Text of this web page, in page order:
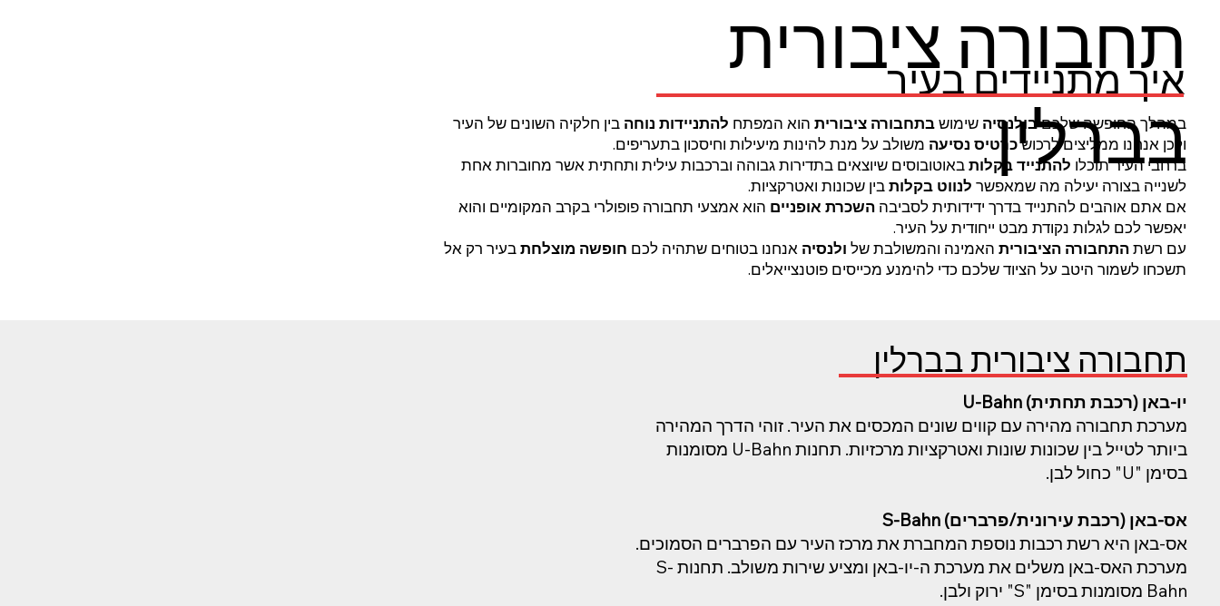
תחבורה ציבורית
בברלין
איך מתניידים בעיר
במהלך החופשה שלכםבולנסיה שימושבתחבורה ציבוריתהוא המפתח להתניידות נוחה בין חלקיה השונים של העיר
ולכן אנחנו ממליצים לרכושכרטיס נסיעה משולב על מנת להינות מיעילות וחיסכון בתעריפים.
ברחבי העיר תוכלו להתנייד בקלותבאוטובוסים שיוצאים בתדירות גבוהה וברכבות עילית ותחתית אשר מחוברות אחת
לשנייה בצורה יעילה מה שמאפשר לנווט בקלותבין שכונות ואטרקציות.
אם אתם אוהבים להתנייד בדרך ידידותית לסביבה השכרת אופניים הוא אמצעי תחבורה פופולרי בקרב המקומיים והוא
יאפשר לכם לגלות נקודת מבט ייחודית על העיר.
עם רשתהתחבורה הציבוריתהאמינה והמשולבת של ולנסיה אנחנו בטוחים שתהיה לכם חופשה מוצלחתבעיר רק אל
תשכחו לשמור היטב על הציוד שלכם כדי להימנע מכייסים פוטנצייאלים.
תחבורה ציבורית בברלין
יו-באן (רכבת תחתית) U-Bahn
מערכת תחבורה מהירה עם קווים שונים המכסים את העיר. זוהי הדרך המהירה
ביותר לטייל בין שכונות שונות ואטרקציות מרכזיות. תחנות U-Bahn מסומנות
בסימן "U" כחול לבן.
אס-באן (רכבת עירונית/פרברים) S-Bahn
אס-באן היא רשת רכבות נוספת המחברת את מרכז העיר עם הפרברים הסמוכים.
מערכת האס-באן משלים את מערכת ה-יו-באן ומציע שירות משולב. תחנות S-
Bahn מסומנות בסימן "S" ירוק ולבן.